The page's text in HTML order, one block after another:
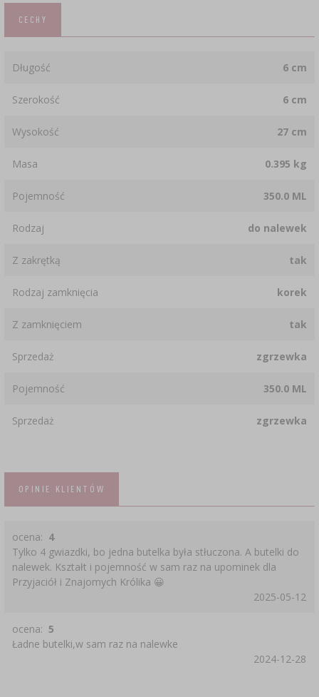
CECHY
Długość 6 cm
Szerokość 6 cm
Wysokość 27 cm
Masa 0.395 kg
Pojemność 350.0 ML
Rodzaj do nalewek
Z zakrętką tak
Rodzaj zamknięcia korek
Z zamknięciem tak
Sprzedaż zgrzewka
Pojemność 350.0 ML
Sprzedaż zgrzewka
OPINIE KLIENTÓW
ocena: 4
Tylko 4 gwiazdki, bo jedna butelka była stłuczona. A butelki do
nalewek. Kształt i pojemność w sam raz na upominek dla
Przyjaciół i Znajomych Królika 😀
2025-05-12
ocena: 5
Ładne butelki,w sam raz na nalewke
2024-12-28